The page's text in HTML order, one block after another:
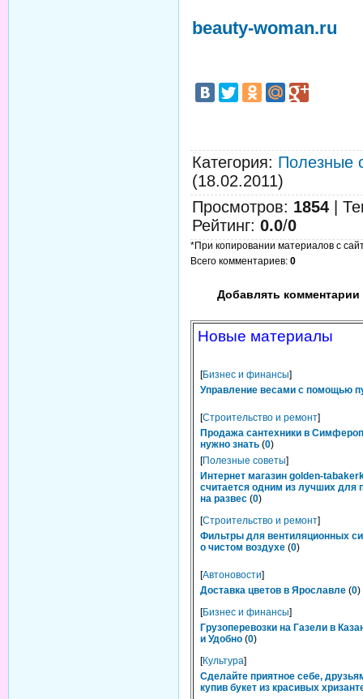
beauty-woman.ru
Категория: Полезные
(18.02.2011)
Просмотров: 1854
Рейтинг: 0.0/0
*При копировании материалов с
Всего комментариев: 0
Добавлять комментарии
Новые материалы
[Бизнес и финансы]
Управление весами с помощью
[Строительство и ремонт]
Продажа сантехники в
нужно знать (0)
[Полезные советы]
Интернет магазин golden-
считается одним из лучших для
на развес (0)
[Строительство и ремонт]
Фильтры для вентиляционных
о чистом воздухе (0)
[Автоновости]
Доставка цветов в Ярославле (0)
[Бизнес и финансы]
Грузоперевозки на Газели в
и Удобно (0)
[Культура]
Сделайте приятное себе,
купив букет из красивых